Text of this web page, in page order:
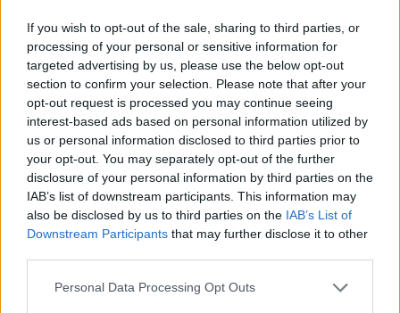
If you wish to opt-out of the sale, sharing to third parties, or
processing of your personal or sensitive information for
targeted advertising by us, please use the below opt-out
section to confirm your selection. Please note that after your
opt-out request is processed you may continue seeing
interest-based ads based on personal information utilized by
us or personal information disclosed to third parties prior to
your opt-out. You may separately opt-out of the further
disclosure of your personal information by third parties on the
IAB’s list of downstream participants. This information may
also be disclosed by us to third parties on the IAB’s List of
Downstream Participants that may further disclose it to other
Personal Data Processing Opt Outs